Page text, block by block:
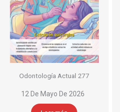
Odontología Actual 277
12 De Mayo De 2026